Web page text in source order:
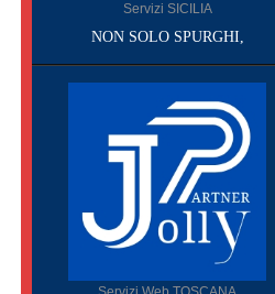
Servizi SICILIA
NON SOLO SPURGHI,